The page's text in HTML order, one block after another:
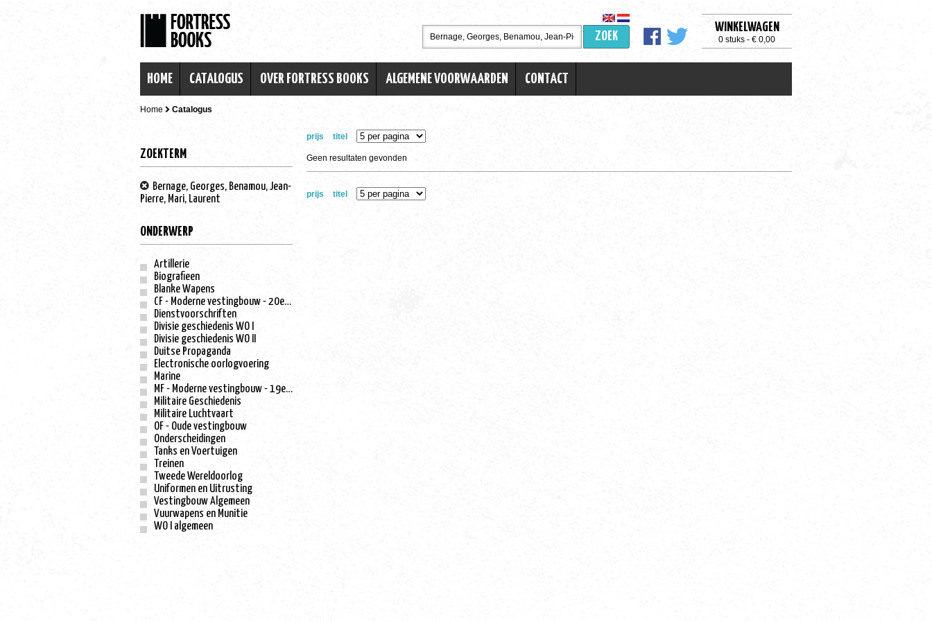
WINKELWAGEN
0 stuks - € 0,00
ZOEK
HOME CATALOGUS OVER FORTRESS BOOKS ALGEMENE VOORWAARDEN CONTACT
Home Catalogus
ZOEKTERM
Bernage, Georges, Benamou, Jean-
Pierre, Mari, Laurent
ONDERWERP
Artillerie
Biografieen
Blanke Wapens
CF - Moderne vestingbouw - 20e eeuw
Dienstvoorschriften
Divisie geschiedenis WO I
Divisie geschiedenis WO II
Duitse Propaganda
Electronische oorlogvoering
Marine
MF - Moderne vestingbouw - 19e eeuw
Militaire Geschiedenis
Militaire Luchtvaart
OF - Oude vestingbouw
Onderscheidingen
Tanks en Voertuigen
Treinen
Tweede Wereldoorlog
Uniformen en Uitrusting
Vestingbouw Algemeen
Vuurwapens en Munitie
WO I algemeen
prijs titel
Geen resultaten gevonden
prijs titel